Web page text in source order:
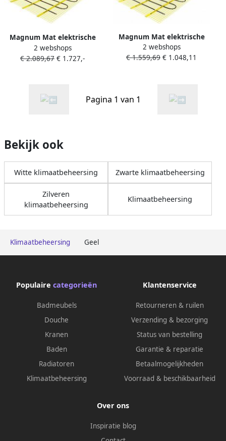
Klimaatbeheersing Geel
Magnum Mat elektrische
vloerverwarming set 2500
watt 20 m2 met WiFi
2 webshops
€ 2.089,67 € 1.727,-
Magnum Mat elektrische
vloerverwarming set 1500
watt 12.0 m2 met WiFi
2 webshops
€ 1.559,69 € 1.048,11
Pagina 1 van 1
Bekijk ook
Witte klimaatbeheersing Zwarte klimaatbeheersing
Zilveren
klimaatbeheersing
Klimaatbeheersing
Populaire categorieën
Badmeubels
Douche
Kranen
Baden
Radiatoren
Klimaatbeheersing
Klantenservice
Retourneren & ruilen
Verzending & bezorging
Status van bestelling
Garantie & reparatie
Betaalmogelijkheden
Voorraad & beschikbaarheid
Over ons
Inspiratie blog